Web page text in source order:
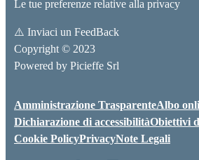
Le tue preferenze relative alla privacy
⚠️ Inviaci un FeedBack
Copyright © 2023
Powered by Picieffe Srl
Amministrazione TrasparenteAlbo
Dichiarazione di accessibilitàObiettivi
Cookie PolicyPrivacyNote Legali